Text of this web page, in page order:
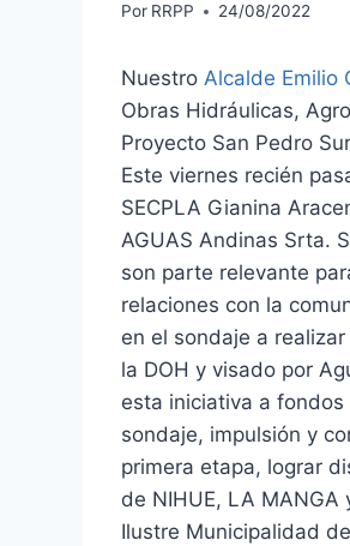
Por RRPP 24/08/2022
Nuestro Alcalde Emilio
Obras Hidráulicas,
Proyecto San Pedro
Este viernes recién
SECPLA Gianina
AGUAS Andinas Srta.
son parte relevante
relaciones con la
en el sondaje a
la DOH y visado por
esta iniciativa a
sondaje, impulsión y
primera etapa, lograr
de NIHUE, LA MANGA
Ilustre Municipalidad